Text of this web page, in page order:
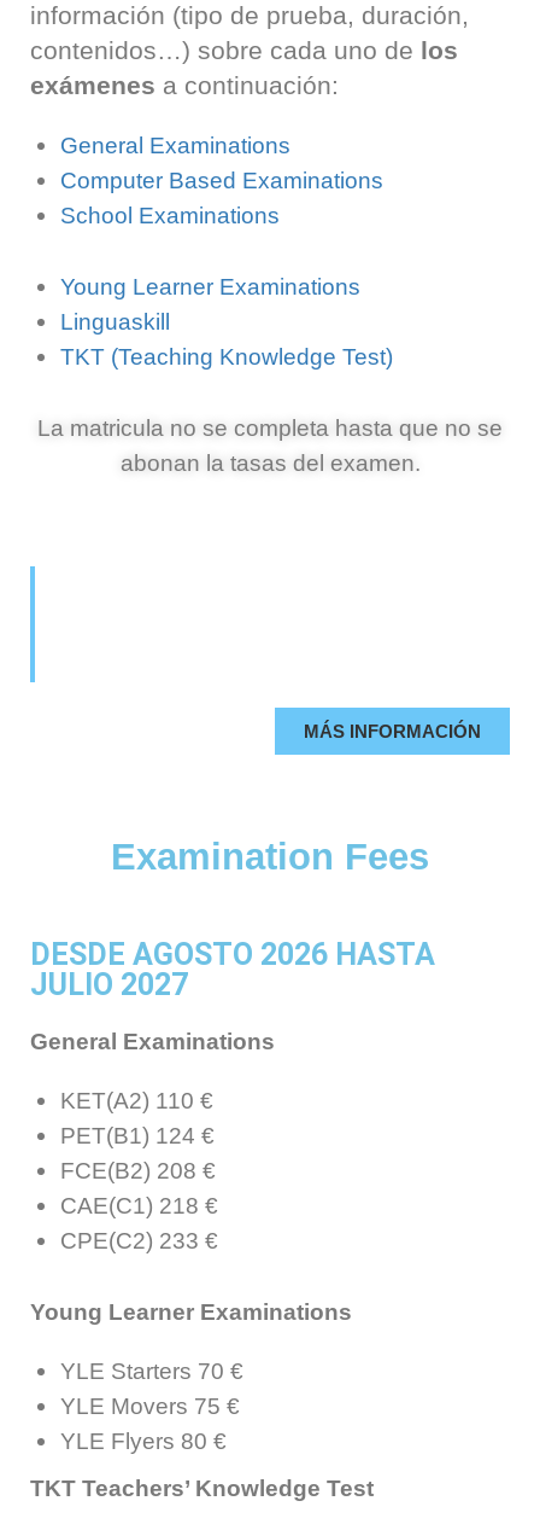
información (tipo de prueba, duración,
contenidos…) sobre cada uno de los
exámenes a continuación:
General Examinations
Computer Based Examinations
School Examinations
Young Learner Examinations
Linguaskill
TKT (Teaching Knowledge Test)
La matricula no se completa hasta que no se
abonan la tasas del examen.
MÁS INFORMACIÓN
Examination Fees
DESDE AGOSTO 2026 HASTA
JULIO 2027
General Examinations
KET(A2) 110 €
PET(B1) 124 €
FCE(B2) 208 €
CAE(C1) 218 €
CPE(C2) 233 €
Young Learner Examinations
YLE Starters 70 €
YLE Movers 75 €
YLE Flyers 80 €
TKT Teachers’ Knowledge Test